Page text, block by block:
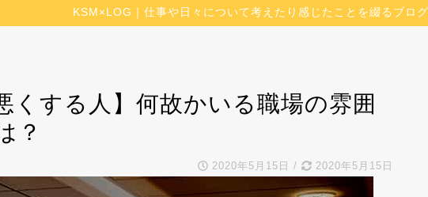
KSM×LOG｜仕事や日々について考えたり感じたことを綴るブログ
くする人】何故かいる職場の雰囲
？
2020年5月15日 / 2020年5月15日